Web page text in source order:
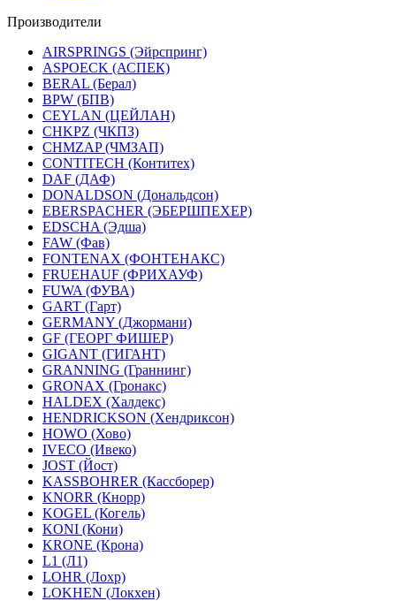
Производители
AIRSPRINGS (Эйрспринг)
ASPOECK (АСПЕК)
BERAL (Берал)
BPW (БПВ)
CEYLAN (ЦЕЙЛАН)
CHKPZ (ЧКПЗ)
CHMZAP (ЧМЗАП)
CONTITECH (Контитех)
DAF (ДАФ)
DONALDSON (Дональдсон)
EBERSPACHER (ЭБЕРШПЕХЕР)
EDSCHA (Эдша)
FAW (Фав)
FONTENAX (ФОНТЕНАКС)
FRUEHAUF (ФРИХАУФ)
FUWA (ФУВА)
GART (Гарт)
GERMANY (Джормани)
GF (ГЕОРГ ФИШЕР)
GIGANT (ГИГАНТ)
GRANNING (Граннинг)
GRONAX (Гронакс)
HALDEX (Халдекс)
HENDRICKSON (Хендриксон)
HOWO (Хово)
IVECO (Ивеко)
JOST (Йост)
KASSBOHRER (Касcборер)
KNORR (Кнорр)
KOGEL (Когель)
KONI (Кони)
KRONE (Крона)
L1 (Л1)
LOHR (Лохр)
LOKHEN (Локхен)